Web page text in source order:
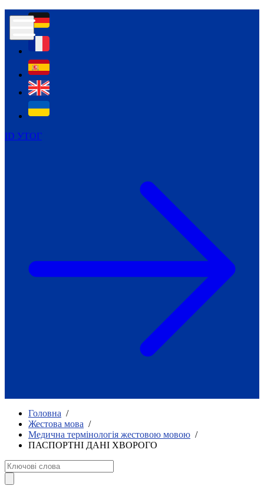
ID УТОГ
Контур психологічної безпеки глухих
Всеукраїнський пісенний
челендж «Україно, ти є!»
Молодіжний челендж «Жестова
мова для мене – це…»
Репортажі спеціальних та
інклюзивних начальних закладів
України
Як приклад стійкості спільноти
Говоримо коротко про наболіле
Міжнародний тиждень глухих людей
Всеукраїнський челендж «Молодь
співає»
жестову мову.
УТОГ»: прийом заявок 2023
Флешмоб «Історії успіхів, які надихають»
Переклад жестовою мовою
Діяльність УТОГ
Головна /
Жестова мова /
Медична термінологія жестовою мовою /
ПАСПОРТНІ ДАНІ ХВОРОГО